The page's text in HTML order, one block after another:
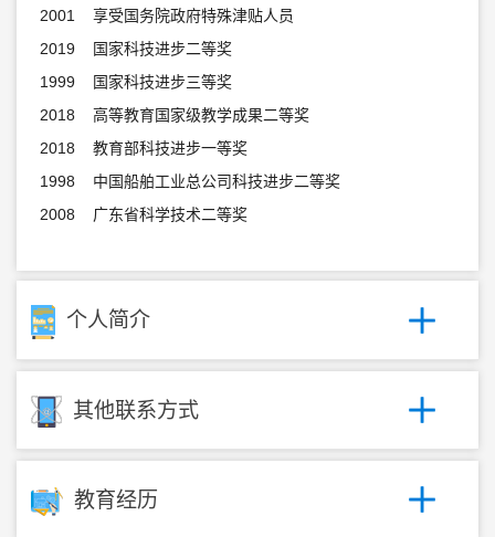
2001 享受国务院政府特殊津贴人员
2019 国家科技进步二等奖
1999 国家科技进步三等奖
2018 高等教育国家级教学成果二等奖
2018 教育部科技进步一等奖
1998 中国船舶工业总公司科技进步二等奖
2008 广东省科学技术二等奖
个人简介
其他联系方式
教育经历